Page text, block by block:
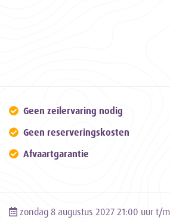
Geen zeilervaring nodig
Geen reserveringskosten
Afvaartgarantie
zondag 8 augustus 2027 21:00 uur t/